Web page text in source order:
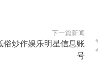
下一篇新闻
俗炒作娱乐明星信息账
号